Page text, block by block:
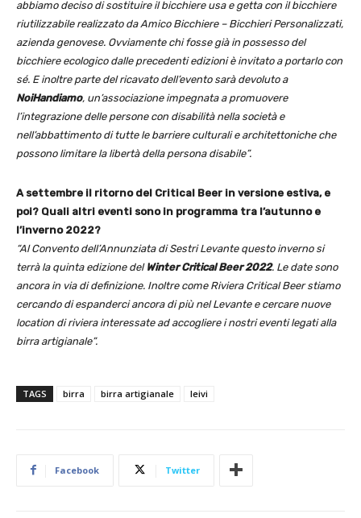
abbiamo deciso di sostituire il bicchiere usa e getta con il bicchiere
riutilizzabile realizzato da Amico Bicchiere – Bicchieri Personalizzati,
azienda genovese. Ovviamente chi fosse già in possesso del
bicchiere ecologico dalle precedenti edizioni è invitato a portarlo con
sé. E inoltre parte del ricavato dell’evento sarà devoluto a
NoiHandiamo, un’associazione impegnata a promuovere
l’integrazione delle persone con disabilità nella società e
nell’abbattimento di tutte le barriere culturali e architettoniche che
possono limitare la libertà della persona disabile”.
A settembre il ritorno del Critical Beer in versione estiva, e
poi? Quali altri eventi sono in programma tra l’autunno e
l’inverno 2022?
“Al Convento dell’Annunziata di Sestri Levante questo inverno si
terrà la quinta edizione del Winter Critical Beer 2022. Le date sono
ancora in via di definizione. Inoltre come Riviera Critical Beer stiamo
cercando di espanderci ancora di più nel Levante e cercare nuove
location di riviera interessate ad accogliere i nostri eventi legati alla
birra artigianale”.
TAGS birra birra artigianale leivi
Facebook Twitter